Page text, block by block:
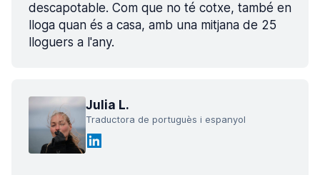
descapotable. Com que no té cotxe, també en
lloga quan és a casa, amb una mitjana de 25
lloguers a l'any.
Julia L.
Traductora de portuguès i espanyol